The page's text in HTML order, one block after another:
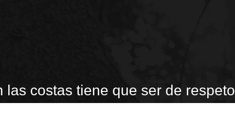
las costas tiene que ser de respeto